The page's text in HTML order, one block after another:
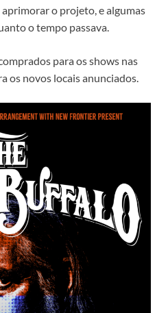
o projeto, e algumas
o tempo passava.
para os shows nas
os novos locais anunciados.